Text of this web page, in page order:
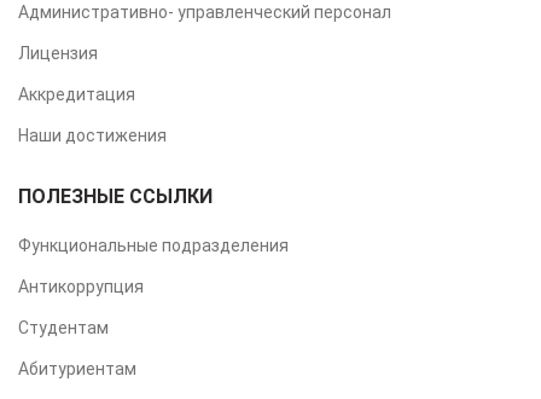
Административно- управленческий персонал
Лицензия
Аккредитация
Наши достижения
ПОЛЕЗНЫЕ ССЫЛКИ
Функциональные подразделения
Антикоррупция
Студентам
Абитуриентам